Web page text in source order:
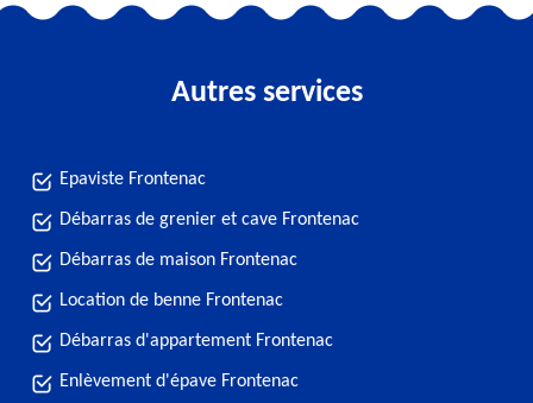
Autres services
Epaviste Frontenac
Débarras de grenier et cave Frontenac
Débarras de maison Frontenac
Location de benne Frontenac
Débarras d'appartement Frontenac
Enlèvement d'épave Frontenac